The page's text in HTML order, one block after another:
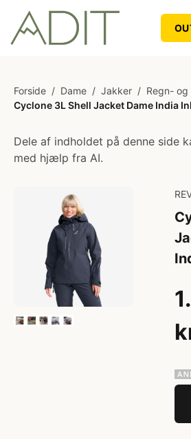
Forside / Dame / Jakker / Regn-
Cyclone 3L Shell Jacket Dame India
Dele af indholdet på denne side
med hjælp fra AI.